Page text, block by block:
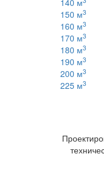
140 м
150 м3
160 м3
170 м3
180 м3
190 м3
200 м3
225 м3